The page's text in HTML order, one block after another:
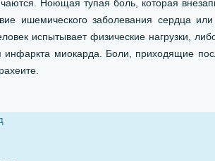
Ноющая тупая боль, которая
ишемического заболевания сердца
испытывает физические нагрузки,
инфаркта миокарда. Боли, приходящие